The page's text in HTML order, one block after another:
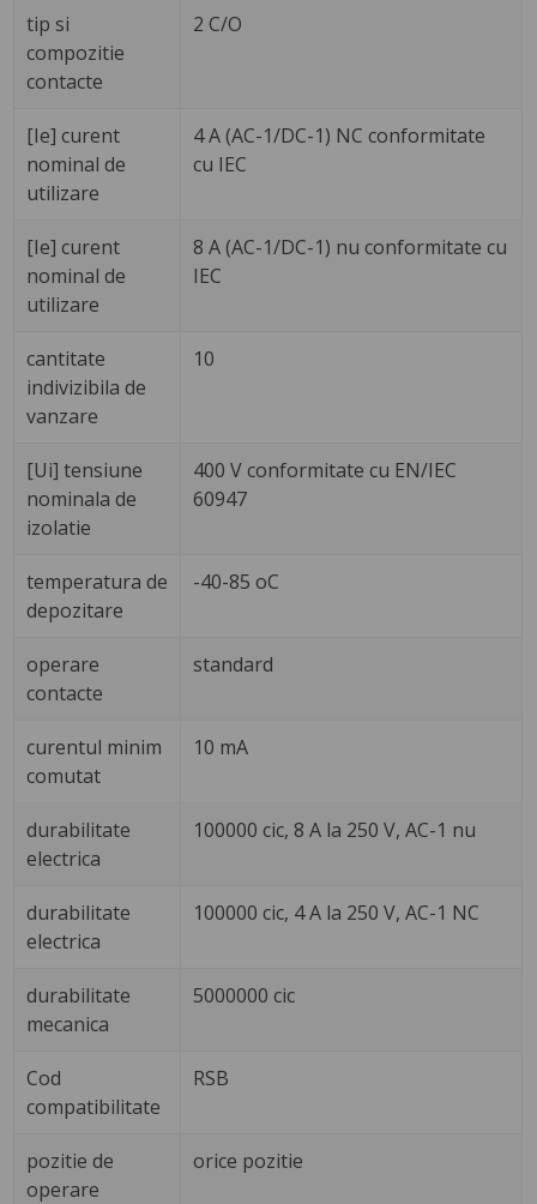
tip si
compozitie
contacte
2 C/O
[Ie] curent
nominal de
utilizare
4 A (AC-1/DC-1) NC conformitate
cu IEC
[Ie] curent
nominal de
utilizare
8 A (AC-1/DC-1) nu conformitate cu
IEC
cantitate
indivizibila de
vanzare
10
[Ui] tensiune
nominala de
izolatie
400 V conformitate cu EN/IEC
60947
temperatura de
depozitare
-40-85 oC
operare
contacte
standard
curentul minim
comutat
10 mA
durabilitate
electrica
100000 cic, 8 A la 250 V, AC-1 nu
durabilitate
electrica
100000 cic, 4 A la 250 V, AC-1 NC
durabilitate
mecanica
5000000 cic
Cod
compatibilitate
RSB
pozitie de
operare
orice pozitie